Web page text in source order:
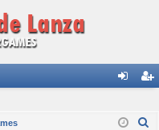
nti ist